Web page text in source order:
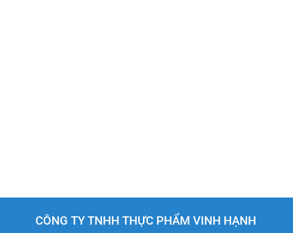
CÔNG TY TNHH THỰC PHẨM VINH HẠNH